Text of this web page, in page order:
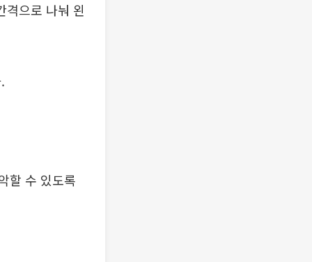
으로 나눠 왼
할 수 있도록